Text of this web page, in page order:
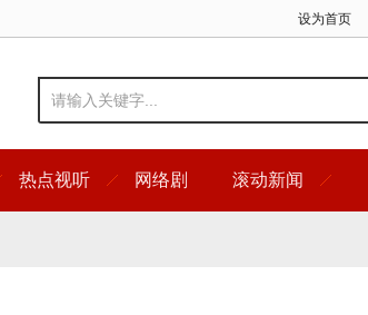
设为首页
热点视听 网络剧 滚动新闻